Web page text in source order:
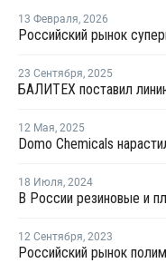
13 Февраля, 2026
23 Сентября, 2025
12 Мая, 2025
18 Июля, 2024
12 Сентября, 2023